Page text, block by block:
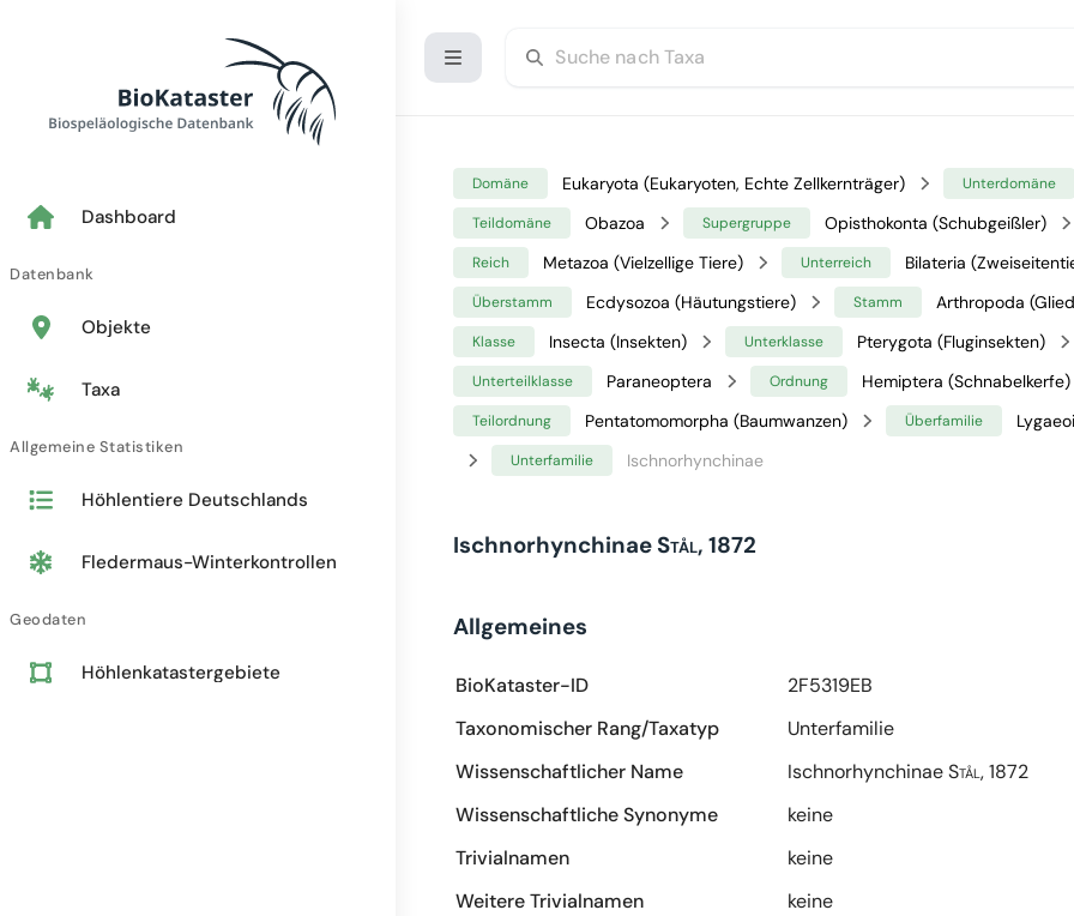
Dashboard
Datenbank
Objekte
Taxa
Allgemeine Statistiken
Höhlentiere Deutschlands
Fledermaus-Winterkontrollen
Geodaten
Höhlenkatastergebiete
Domäne Eukaryota (Eukaryoten, Echte Zellkernträger) Unterdomäne
Teildomäne Obazoa Supergruppe Opisthokonta (Schubgeißler)
Reich Metazoa (Vielzellige Tiere) Unterreich Bilateria
Überstamm Ecdysozoa (Häutungstiere) Stamm Arthropoda
Klasse Insecta (Insekten) Unterklasse Pterygota (Fluginsekten)
Unterteilklasse Paraneoptera Ordnung Hemiptera (Schnabelkerfe)
Teilordnung Pentatomomorpha (Baumwanzen) Überfamilie
Unterfamilie Ischnorhynchinae
Ischnorhynchinae Stål, 1872
Allgemeines
BioKataster-ID
2F5319EB
Taxonomischer Rang/Taxatyp
Unterfamilie
Wissenschaftlicher Name
IschnorhynchinaeStål, 1872
Wissenschaftliche Synonyme
keine
Trivialnamen
keine
Weitere Trivialnamen
keine